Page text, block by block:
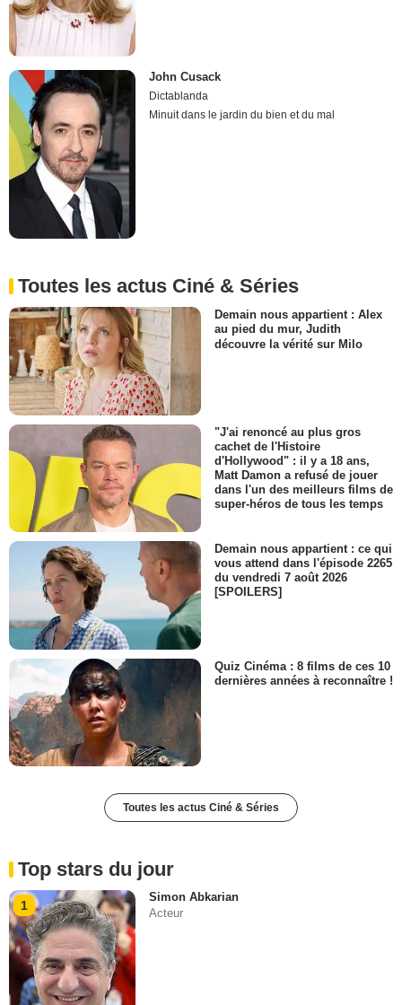
John Cusack
Dictablanda
Minuit dans le jardin du bien et du mal
Toutes les actus Ciné & Séries
Demain nous appartient : Alex
au pied du mur, Judith
découvre la vérité sur Milo
"J'ai renoncé au plus gros
cachet de l'Histoire
d'Hollywood" : il y a 18 ans,
Matt Damon a refusé de jouer
dans l'un des meilleurs films de
super-héros de tous les temps
Demain nous appartient : ce qui
vous attend dans l'épisode 2265
du vendredi 7 août 2026
[SPOILERS]
Quiz Cinéma : 8 films de ces 10
dernières années à reconnaître !
Toutes les actus Ciné & Séries
Top stars du jour
1
Simon Abkarian
Acteur